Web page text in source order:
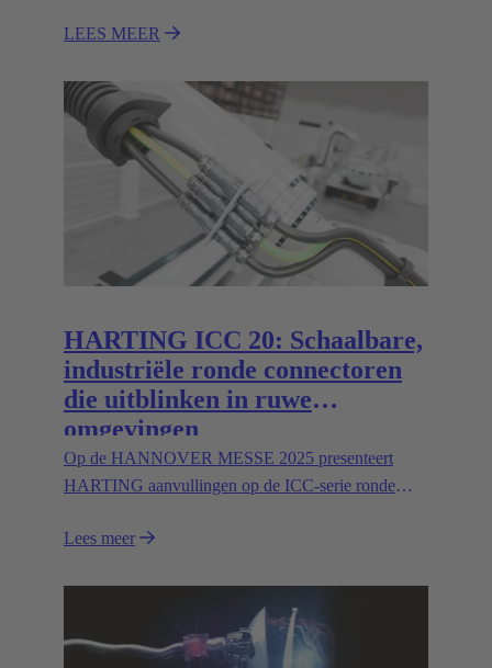
aanzienlijk verhoogt.
LEES MEER
HARTING ICC 20: Schaalbare,
industriële ronde connectoren
die uitblinken in ruwe
omgevingen
Op de HANNOVER MESSE 2025 presenteert
HARTING aanvullingen op de ICC-serie ronde
enkelpolige vermogensconnectoren tot 400 A/600
Lees meer